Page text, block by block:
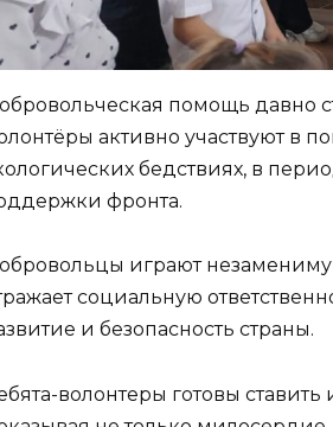
помощь давно
активно участвуют в
бедствиях, в
фронта.
играют
социальную
и безопасность страны.
волонтеры готовы